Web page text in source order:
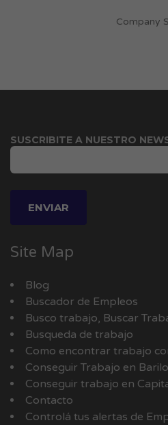
Company
SUSCRIBITE A NUESTRO
Site Map
Blog
Buscador de Empleos
Busco trabajo, Buscar
Busqueda de trabajo
Como encontrar trabajo
Conseguir Trabajo en
Conseguir trabajo en
Contacto
Controlá tus alertas de